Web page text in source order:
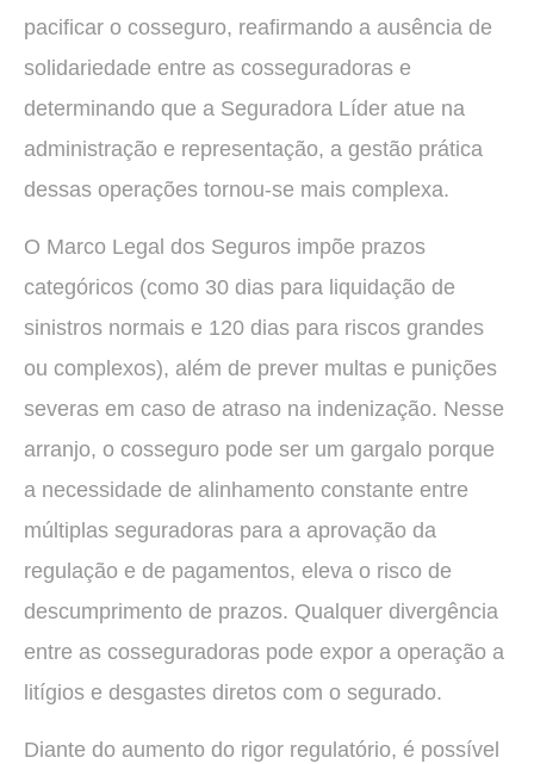
pacificar o cosseguro, reafirmando a ausência de
solidariedade entre as cosseguradoras e
determinando que a Seguradora Líder atue na
administração e representação, a gestão prática
dessas operações tornou-se mais complexa.
O Marco Legal dos Seguros impõe prazos
categóricos (como 30 dias para liquidação de
sinistros normais e 120 dias para riscos grandes
ou complexos), além de prever multas e punições
severas em caso de atraso na indenização. Nesse
arranjo, o cosseguro pode ser um gargalo porque
a necessidade de alinhamento constante entre
múltiplas seguradoras para a aprovação da
regulação e de pagamentos, eleva o risco de
descumprimento de prazos. Qualquer divergência
entre as cosseguradoras pode expor a operação a
litígios e desgastes diretos com o segurado.
Diante do aumento do rigor regulatório, é possível